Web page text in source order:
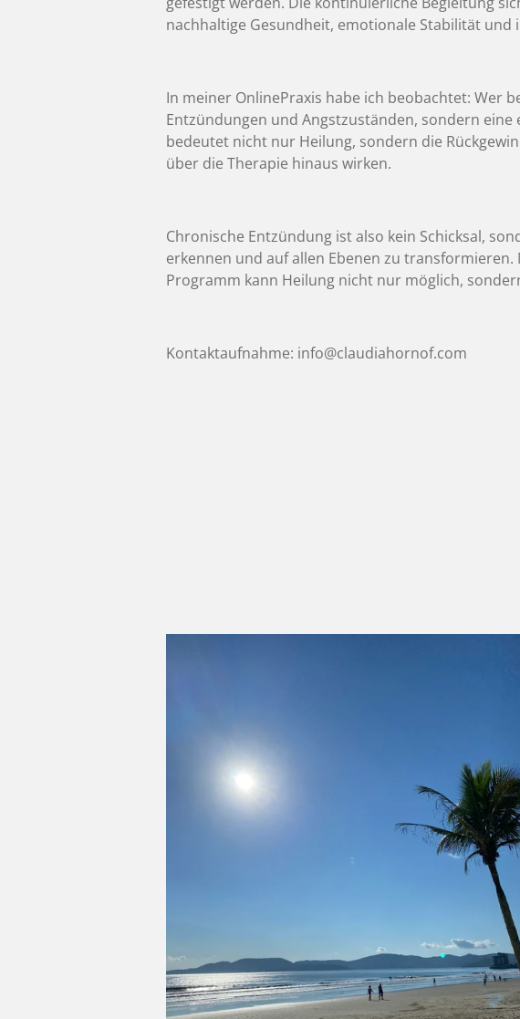
nachhaltige Gesundheit, emotionale Stabilität und
In meiner OnlinePraxis habe ich beobachtet: Wer
Entzündungen und Angstzuständen, sondern
bedeutet nicht nur Heilung, sondern die
über die Therapie hinaus wirken.
Chronische Entzündung ist also kein Schicksal,
erkennen und auf allen Ebenen zu
Programm kann Heilung nicht nur möglich,
Kontaktaufnahme: info@claudiahornof.com